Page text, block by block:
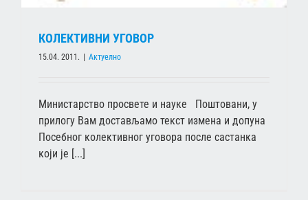
КОЛЕКТИВНИ УГОВОР
15.04. 2011. Актуелно
Министарство просвете и науке Поштовани, у
прилогу Вам достављамо текст измена и допуна
Посебног колективног уговора после састанка
који је [...]